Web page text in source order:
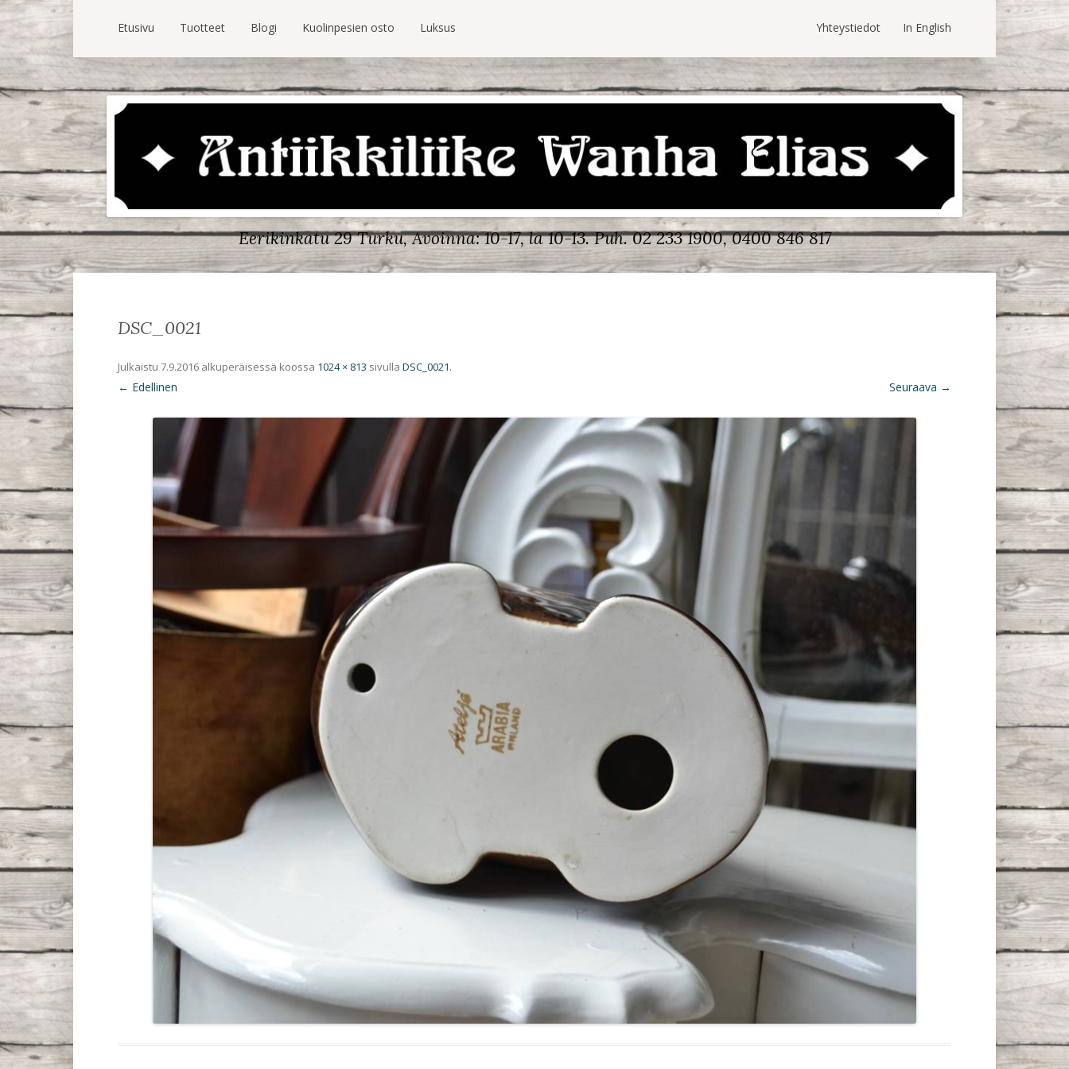
Etusivu Tuotteet Blogi Kuolinpesien osto Luksus In English
Yhteystiedot
Eerikinkatu 29 Turku, Avoinna: 10-17, la 10-13.Puh. 02 233 1900, 0400 846 817
DSC_0021
Julkaistu 7.9.2016 alkuperäisessä koossa 1024 × 813 sivulla DSC_0021.
← Edellinen Seuraava →